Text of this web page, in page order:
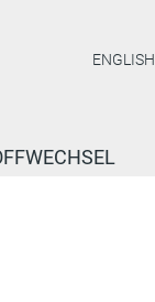
ENGLISH